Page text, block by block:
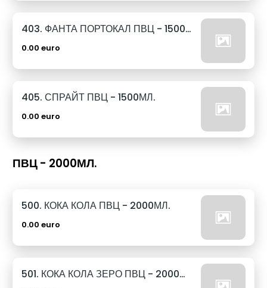
403. ФАНТА ПОРТОКАЛ ПВЦ - 1500МЛ.
0.00 euro
405. СПРАЙТ ПВЦ - 1500МЛ.
0.00 euro
ПВЦ - 2000МЛ.
500. КОКА КОЛА ПВЦ - 2000МЛ.
0.00 euro
501. КОКА КОЛА ЗЕРО ПВЦ - 2000МЛ.